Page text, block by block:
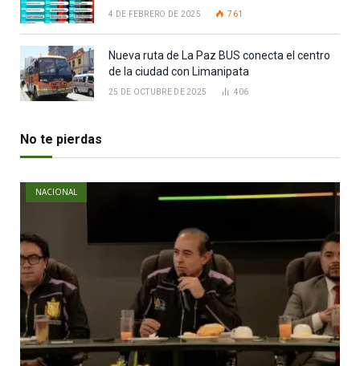
4 DE FEBRERO DE 2025 761
Nueva ruta de La Paz BUS conecta el centro
de la ciudad con Limanipata
25 DE OCTUBRE DE 2025 406
No te pierdas
NACIONAL